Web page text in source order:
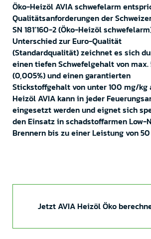
Öko-Heizöl AVIA schwefelarm
Qualitätsanforderungen der
SN 181’160-2 (Öko-Heizöl
Unterschied zur Euro-Qualität
(Standardqualität) zeichnet es sich
einen tiefen Schwefelgehalt von max.
(0,005%) und einen garantierten
Stickstoffgehalt von unter 100 mg/kg
Heizöl AVIA kann in jeder
eingesetzt werden und eignet sich
den Einsatz in schadstoffarmen Low-
Brennern bis zu einer Leistung von 50
Jetzt AVIA Heizöl Öko